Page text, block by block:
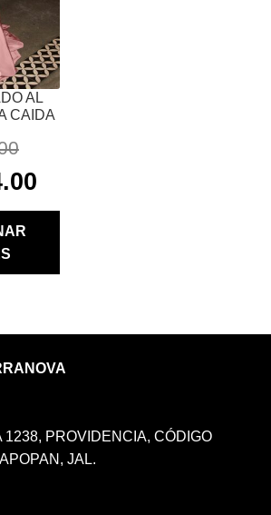
AL
CAIDA
CURRENT
1238, PROVIDENCIA, CÓDIGO
JAL.